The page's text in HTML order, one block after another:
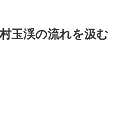
玉渓の流れを汲む